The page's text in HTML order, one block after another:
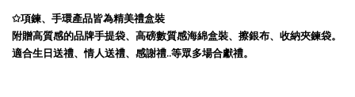
✩項鍊、手環產品皆為精美禮盒裝
附贈高質感的品牌手提袋、高磅數質感海綿盒裝、擦銀布、收納夾鍊袋。
適合生日送禮、情人送禮、感謝禮..等眾多場合獻禮。